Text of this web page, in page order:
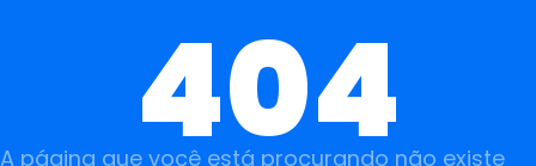
404
A página que você está procurando não existe